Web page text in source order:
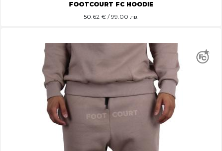
FOOTCOURT FC HOODIE
50.62€ / 99.00 лв.